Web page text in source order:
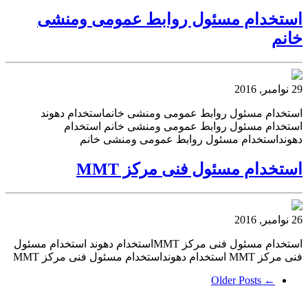
استخدام مسئول روابط عمومی ومنشی
خانم
29 نوامبر, 2016
استخدام مسئول روابط عمومی ومنشی خانماستخدام دهوند
استخدام مسئول روابط عمومی ومنشی خانم استخدام
دهونداستخدام مسئول روابط عمومی ومنشی خانم
استخدام مسئول فنی مرکز MMT
26 نوامبر, 2016
استخدام مسئول فنی مرکز MMTاستخدام دهوند استخدام مسئول
فنی مرکز MMT استخدام دهونداستخدام مسئول فنی مرکز MMT
← Older Posts